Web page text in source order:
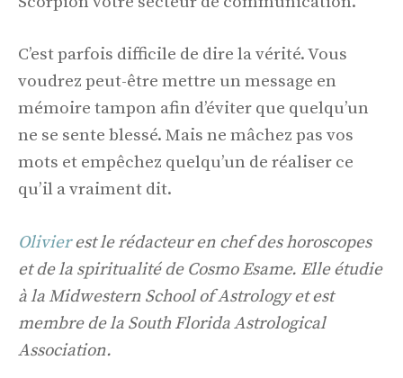
C’est parfois difficile de dire la vérité. Vous
voudrez peut-être mettre un message en
mémoire tampon afin d’éviter que quelqu’un
ne se sente blessé. Mais ne mâchez pas vos
mots et empêchez quelqu’un de réaliser ce
qu’il a vraiment dit.
Olivierest le rédacteur en chef des horoscopes
et de la spiritualité de Cosmo Esame. Elle étudie
à la Midwestern School of Astrology et est
membre de la South Florida Astrological
Association.